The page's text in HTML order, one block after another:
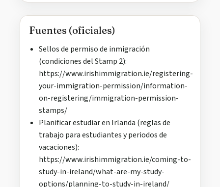
Fuentes (oficiales)
Sellos de permiso de inmigración
(condiciones del Stamp 2):
https://www.irishimmigration.ie/registering-
your-immigration-permission/information-
on-registering/immigration-permission-
stamps/
Planificar estudiar en Irlanda (reglas de
trabajo para estudiantes y periodos de
vacaciones):
https://www.irishimmigration.ie/coming-to-
study-in-ireland/what-are-my-study-
options/planning-to-study-in-ireland/